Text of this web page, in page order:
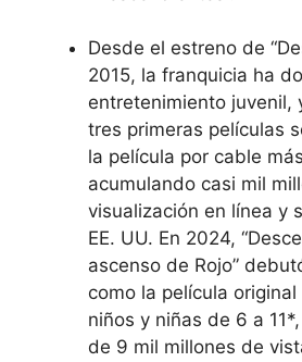
Desde el estreno de
2015, la franquicia ha
entretenimiento juvenil,
tres primeras películas
la película por cable
acumulando casi mil
visualización en línea y
EE. UU. En 2024,
ascenso de Rojo”
como la película
niños y niñas de 6 a
de 9 mil millones de